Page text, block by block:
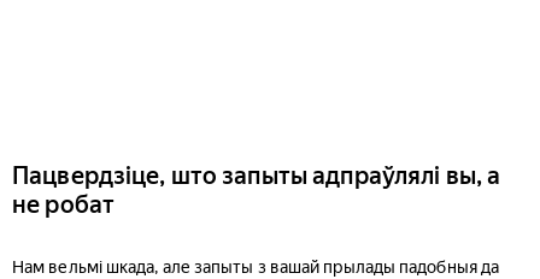
Пацвердзіце, што запыты адпраўлялі вы, а
не робат
Нам вельмі шкада, але запыты з вашай прылады падобныя да